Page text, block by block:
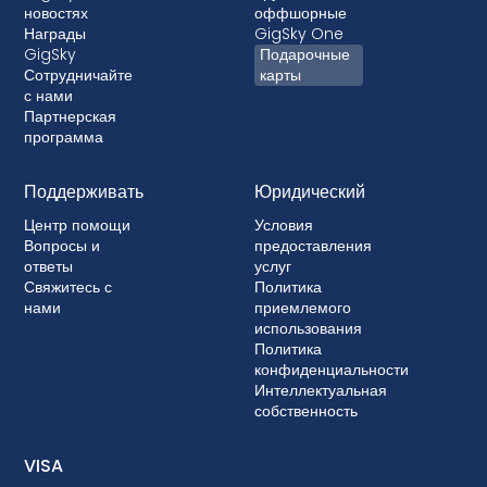
новостях
Награды
GigSky
Сотрудничайте
с нами
Партнерская
программа
оффшорные
GigSky One
Подарочные
карты
Поддерживать
Центр помощи
Вопросы и
ответы
Свяжитесь с
нами
Юридический
Условия
предоставления
услуг
Политика
приемлемого
использования
Политика
конфиденциальности
Интеллектуальная
собственность
VISA